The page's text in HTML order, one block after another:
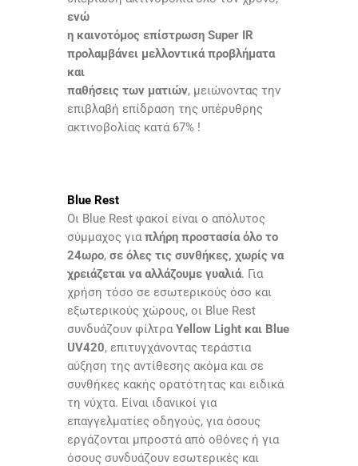
ενώ
η καινοτόμος επίστρωση Super IR
προλαμβάνει μελλοντικά προβλήματα
και
παθήσεις των ματιών, μειώνοντας την
επιβλαβή επίδραση της υπέρυθρης
ακτινοβολίας κατά 67% !
Blue Rest
Οι Blue Rest φακοί είναι ο απόλυτος
σύμμαχος γιαπλήρη προστασία όλο το
24ωρο, σε όλες τις συνθήκες, χωρίς να
χρειάζεται να αλλάζουμε γυαλιά. Για
χρήση τόσο σε εσωτερικούς όσο και
εξωτερικούς χώρους, οι Blue Rest
συνδυάζουν φίλτραYellow Light και Blue
UV420, επιτυγχάνοντας τεράστια
αύξηση της αντίθεσης ακόμα και σε
συνθήκες κακής ορατότητας και ειδικά
τη νύχτα. Είναι ιδανικοί για
επαγγελματίες οδηγούς, για όσους
εργάζονται μπροστά από οθόνες ή για
όσους συνδυάζουν εσωτερικές και